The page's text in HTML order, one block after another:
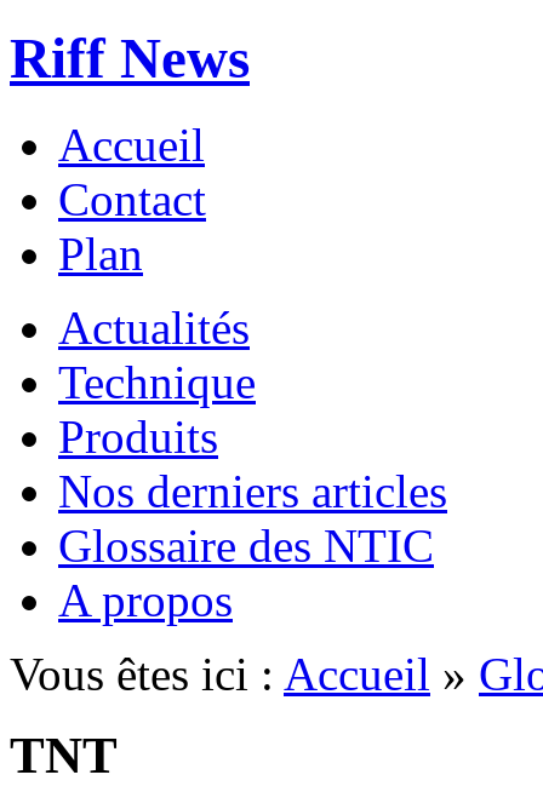
Riff News
Accueil
Contact
Plan
Actualités
Technique
Produits
Nos derniers articles
Glossaire des NTIC
A propos
Vous êtes ici : Accueil »
TNT